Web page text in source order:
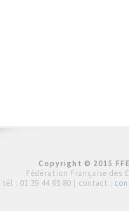
Copyright © 2015
Fédération Française des
tél : 01 39 44 65 80 | contact :